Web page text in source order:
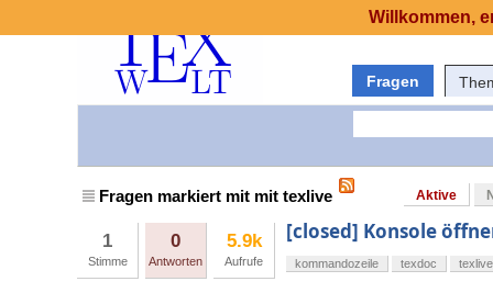
Fragen
Fragen markiert mit mit texlive Aktive
1
Stimme
0
Antworten
5.9k
Aufrufe
[closed] Konsole
kommandozeile texdoc texlive
Willkommen,